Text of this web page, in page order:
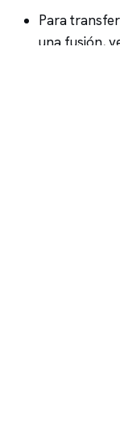
Para
una fusión,